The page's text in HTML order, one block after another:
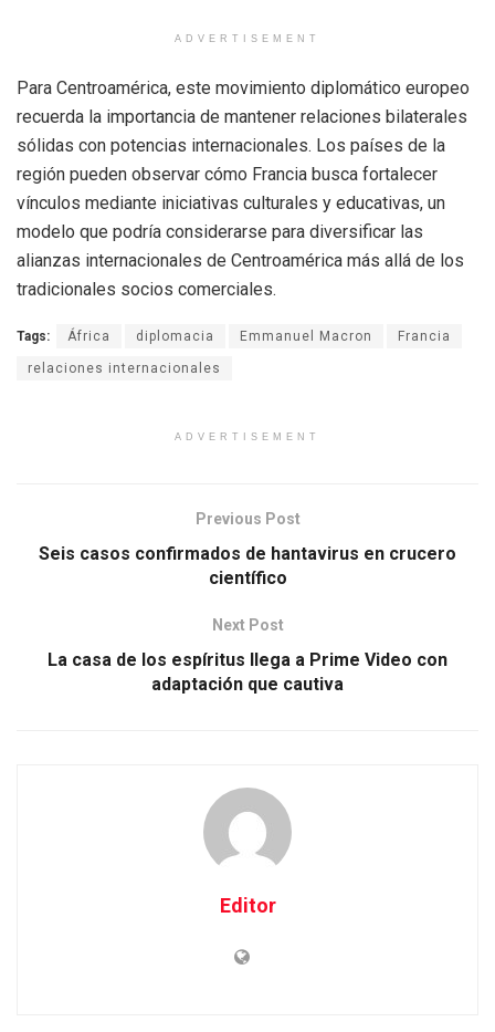
ADVERTISEMENT
Para Centroamérica, este movimiento diplomático europeo
recuerda la importancia de mantener relaciones bilaterales
sólidas con potencias internacionales. Los países de la
región pueden observar cómo Francia busca fortalecer
vínculos mediante iniciativas culturales y educativas, un
modelo que podría considerarse para diversificar las
alianzas internacionales de Centroamérica más allá de los
tradicionales socios comerciales.
Tags: África diplomacia Emmanuel Macron Francia
relaciones internacionales
ADVERTISEMENT
Previous Post
Seis casos confirmados de hantavirus en crucero
científico
Next Post
La casa de los espíritus llega a Prime Video con
adaptación que cautiva
Editor